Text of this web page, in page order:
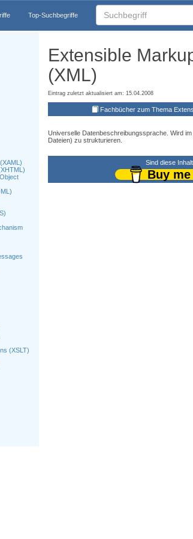
Top-Suchbegriffe
(XSLT)
Extensible
(XML)
Eintrag zuletzt aktualisiert am: 15.04.2008
Fachbücher zum Thema
Universelle Datenbeschreibungssprache. Wird im
Dateien) zu strukturieren.
Sind diese
Buy